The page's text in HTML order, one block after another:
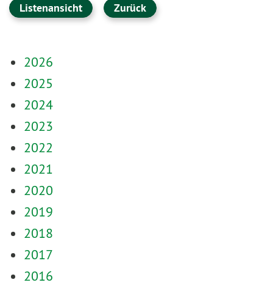
Listenansicht Zurück
2026
2025
2024
2023
2022
2021
2020
2019
2018
2017
2016